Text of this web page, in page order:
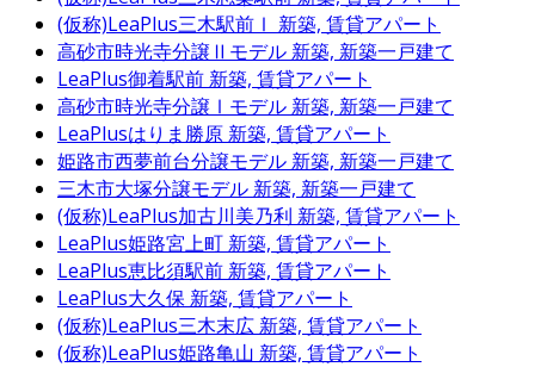
(仮称)LeaPlus三木駅前Ⅰ 新築, 賃貸アパート
高砂市時光寺分譲Ⅱモデル 新築, 新築一戸建て
LeaPlus御着駅前 新築, 賃貸アパート
高砂市時光寺分譲Ⅰモデル 新築, 新築一戸建て
LeaPlusはりま勝原 新築, 賃貸アパート
姫路市西夢前台分譲モデル 新築, 新築一戸建て
三木市大塚分譲モデル 新築, 新築一戸建て
(仮称)LeaPlus加古川美乃利 新築, 賃貸アパート
LeaPlus姫路宮上町 新築, 賃貸アパート
LeaPlus恵比須駅前 新築, 賃貸アパート
LeaPlus大久保 新築, 賃貸アパート
(仮称)LeaPlus三木末広 新築, 賃貸アパート
(仮称)LeaPlus姫路亀山 新築, 賃貸アパート